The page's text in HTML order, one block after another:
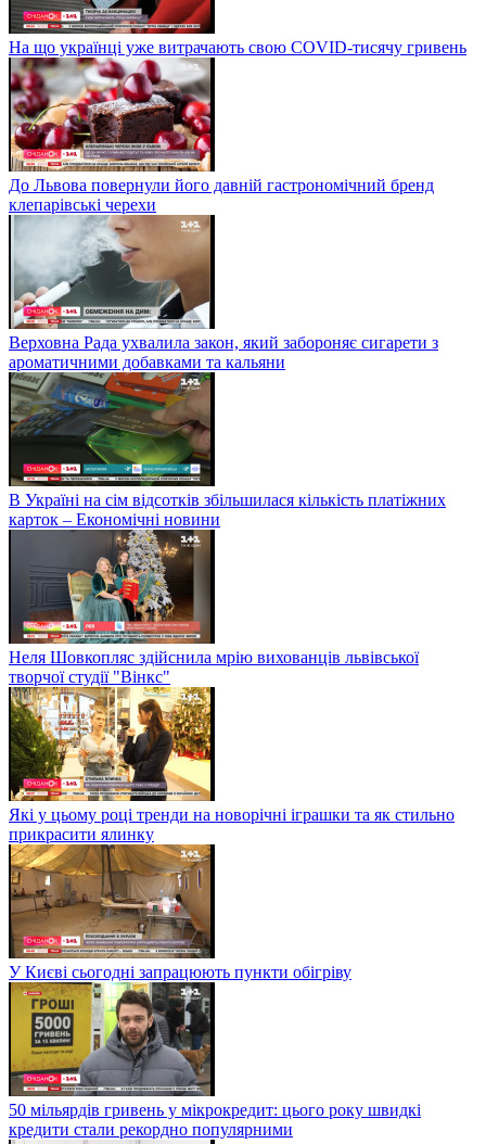
На що українці уже витрачають свою COVID-тисячу гривень
До Львова повернули його давній гастрономічний бренд
клепарівські черехи
Верховна Рада ухвалила закон, який забороняє сигарети з
ароматичними добавками та кальяни
В Україні на сім відсотків збільшилася кількість платіжних
карток – Економічні новини
Неля Шовкопляс здійснила мрію вихованців львівської
творчої студії "Вінкс"
Які у цьому році тренди на новорічні іграшки та як стильно
прикрасити ялинку
У Києві сьогодні запрацюють пункти обігріву
50 мільярдів гривень у мікрокредит: цього року швидкі
кредити стали рекордно популярними